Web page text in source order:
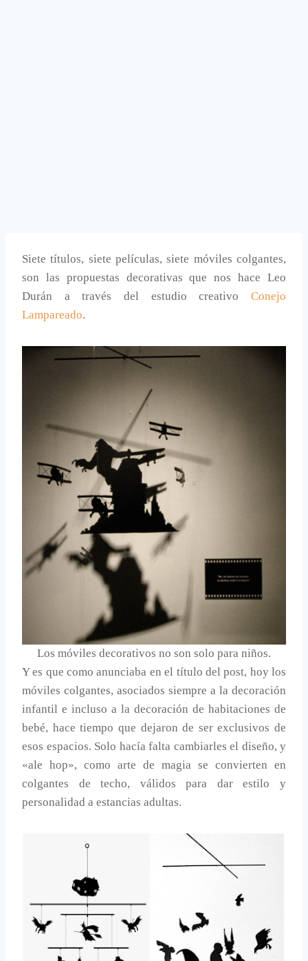
Siete títulos, siete películas, siete móviles colgantes,
son las propuestas decorativas que nos hace Leo
Durán a través del estudio creativo Conejo
Lampareado.
Los móviles decorativos no son solo para niños.
Y es que como anunciaba en el título del post, hoy los
móviles colgantes, asociados siempre a la decoración
infantil e incluso a la decoración de habitaciones de
bebé, hace tiempo que dejaron de ser exclusivos de
esos espacios. Solo hacía falta cambiarles el diseño, y
«ale hop», como arte de magia se convierten en
colgantes de techo, válidos para dar estilo y
personalidad a estancias adultas.